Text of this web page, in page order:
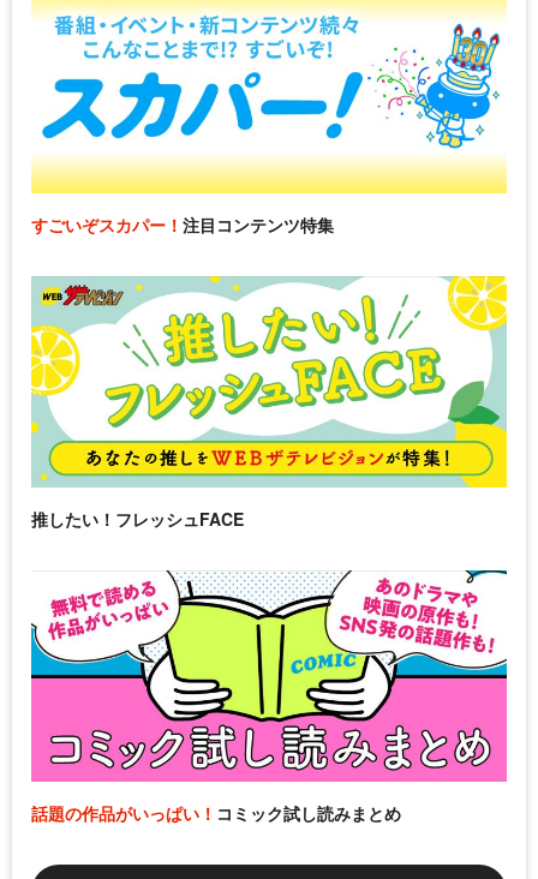
すごいぞスカパー！ 注目コンテンツ特集
推したい！フレッシュFACE
話題の作品がいっぱい！ コミック試し読みまとめ